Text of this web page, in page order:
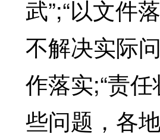
武”;“以文件
不解决实际
作落实;“责
些问题，各